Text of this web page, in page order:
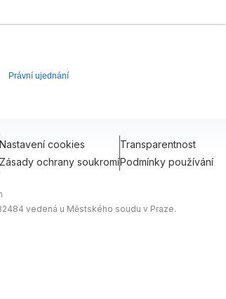
Právní ujednání
Nastavení cookies
Transparentnost
Zásady ochrany soukromíPodmínky používání
vedená u Městského soudu v Praze.